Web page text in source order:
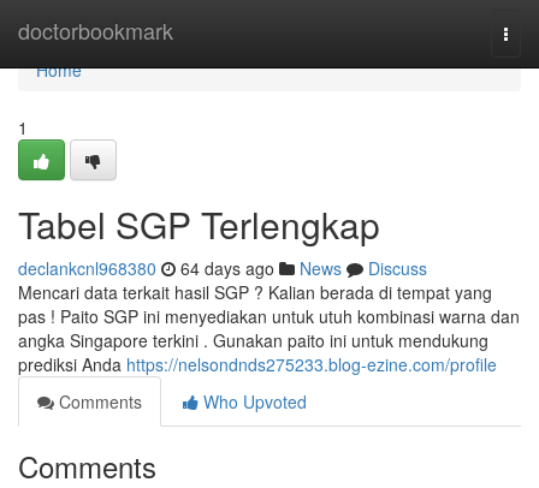
doctorbookmark
Home
Home
1
Tabel SGP Terlengkap
declankcnl968380 64 days ago News
Discuss
Mencari data terkait hasil SGP ? Kalian berada di tempat yang
pas ! Paito SGP ini menyediakan untuk utuh kombinasi warna dan
angka Singapore terkini . Gunakan paito ini untuk mendukung
prediksi Anda https://nelsondnds275233.blog-ezine.com/profile
Comments
Who Upvoted
Comments